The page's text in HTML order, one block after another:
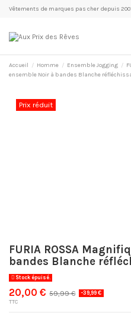
Vêtements de marques pas cher depuis
Accueil Homme Ensemble Jogging
ensemble Noir à bandes Blanche
Prix réduit
FURIA ROSSA
bandes Blanche
Stock épuisé.
20,00 € 59,99 € -39,99 €
TTC